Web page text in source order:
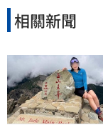
相關新聞